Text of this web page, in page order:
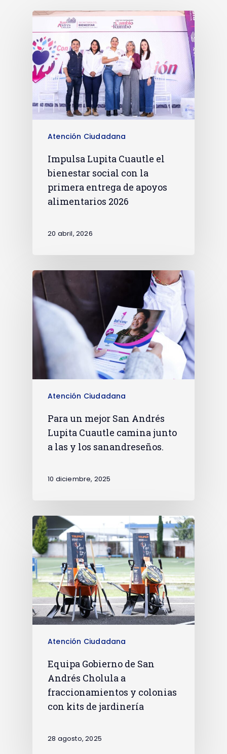
Atención Ciudadana
Impulsa Lupita Cuautle el
bienestar social con la
primera entrega de apoyos
alimentarios 2026
20 abril, 2026
Atención Ciudadana
Para un mejor San Andrés
Lupita Cuautle camina junto
a las y los sanandreseños.
10 diciembre, 2025
Atención Ciudadana
Equipa Gobierno de San
Andrés Cholula a
fraccionamientos y colonias
con kits de jardinería
28 agosto, 2025